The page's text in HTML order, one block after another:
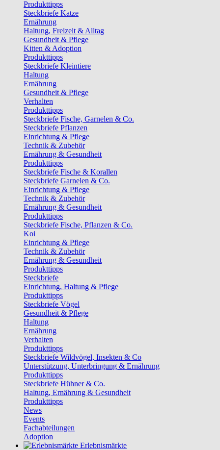
Produkttipps
Steckbriefe Katze
Ernährung
Haltung, Freizeit & Alltag
Gesundheit & Pflege
Kitten & Adoption
Produkttipps
Steckbriefe Kleintiere
Haltung
Ernährung
Gesundheit & Pflege
Verhalten
Produkttipps
Steckbriefe Fische, Garnelen & Co.
Steckbriefe Pflanzen
Einrichtung & Pflege
Technik & Zubehör
Ernährung & Gesundheit
Produkttipps
Steckbriefe Fische & Korallen
Steckbriefe Garnelen & Co.
Einrichtung & Pflege
Technik & Zubehör
Ernährung & Gesundheit
Produkttipps
Steckbriefe Fische, Pflanzen & Co.
Koi
Einrichtung & Pflege
Technik & Zubehör
Ernährung & Gesundheit
Produkttipps
Steckbriefe
Einrichtung, Haltung & Pflege
Produkttipps
Steckbriefe Vögel
Gesundheit & Pflege
Haltung
Ernährung
Verhalten
Produkttipps
Steckbriefe Wildvögel, Insekten & Co
Unterstützung, Unterbringung & Ernährung
Produkttipps
Steckbriefe Hühner & Co.
Haltung, Ernährung & Gesundheit
Produkttipps
News
Events
Fachabteilungen
Adoption
Erlebnismärkte